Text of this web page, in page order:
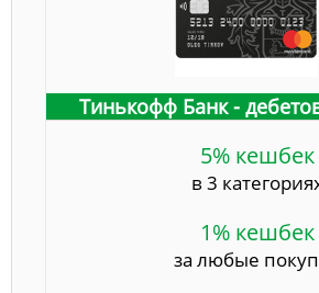
Тинькофф Банк -
5% кешбек
в 3
1% кешбек
за любые